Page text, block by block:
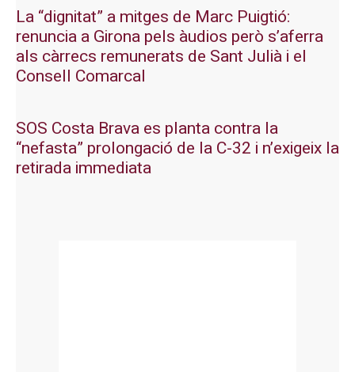
La “dignitat” a mitges de Marc Puigtió:
renuncia a Girona pels àudios però s’aferra
als càrrecs remunerats de Sant Julià i el
Consell Comarcal
SOS Costa Brava es planta contra la
“nefasta” prolongació de la C-32 i n’exigeix la
retirada immediata